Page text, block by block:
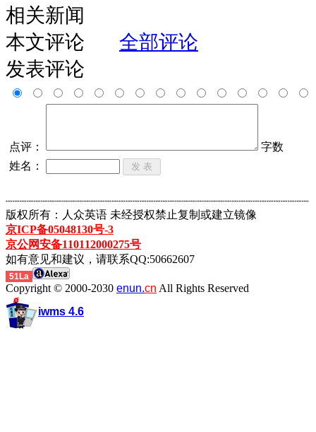
相关新闻
本文评论
全部评论
发表评论
点评：
字数
姓名：
┈┈┈┈┈┈┈┈┈┈┈┈┈┈┈┈┈┈┈┈┈┈┈┈┈┈┈┈┈┈┈┈┈┈┈┈┈┈┈┈┈┈┈
版权所有：人众英语 未经授权禁止复制或建立镜像
京ICP备05048130号-3
京公网安备110112000275号
如有意见和建议，请联系QQ:50662607
51La
Copyright © 2000-2030 enun.cn All Rights Reserved
iwms 4.6